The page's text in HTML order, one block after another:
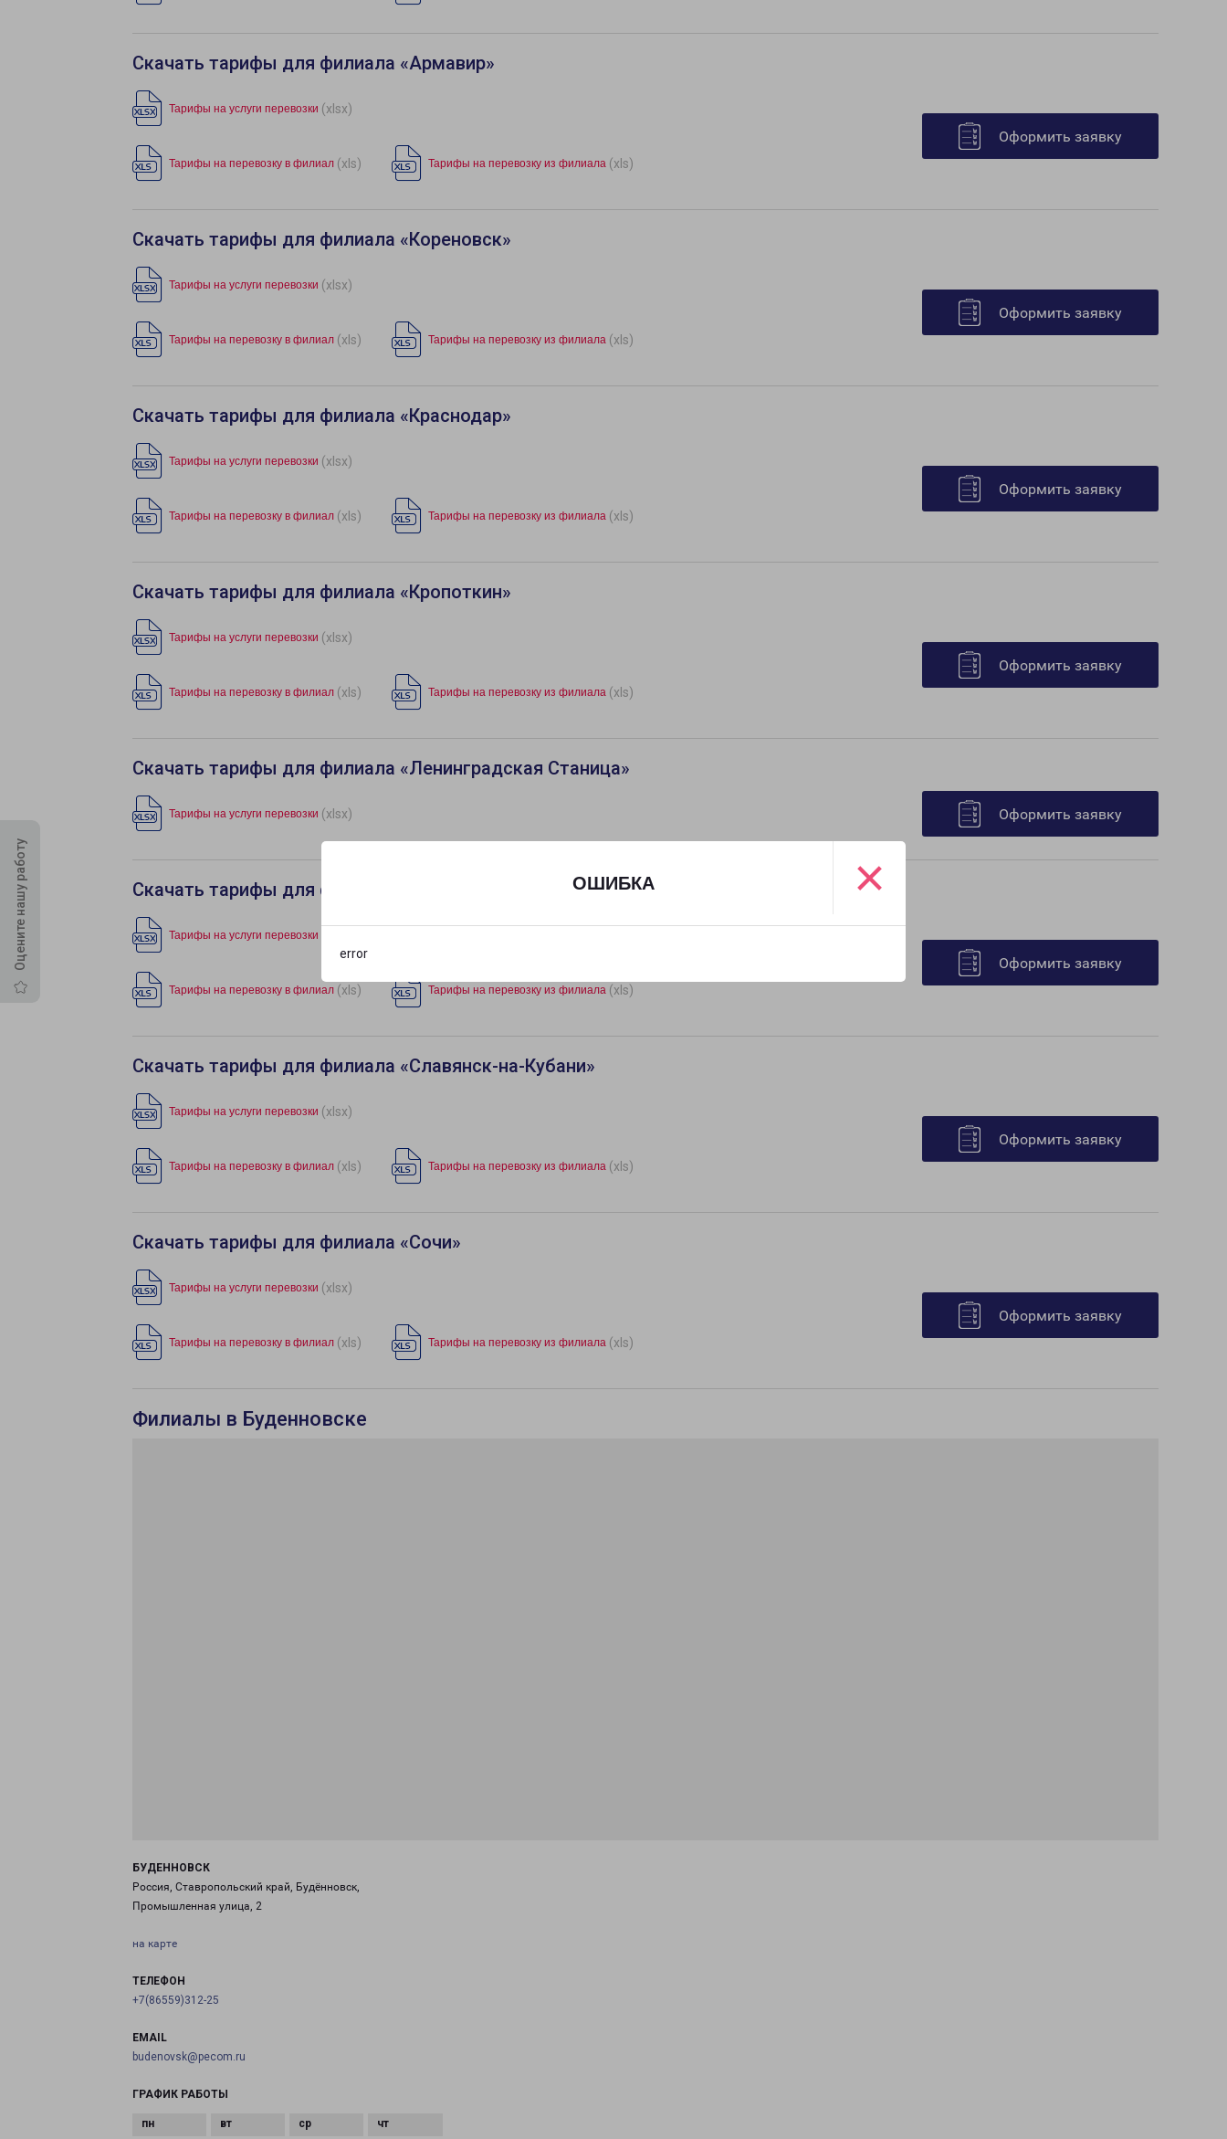
ОШИБКА
error
×
Оцените нашу работу
Скачать тарифы для филиала «Армавир»
Тарифы на услуги перевозки (xlsx)
Тарифы на перевозку в филиал (xls) Тарифы на перевозку из филиала (xls)
Оформить заявку
Скачать тарифы для филиала «Кореновск»
Тарифы на услуги перевозки (xlsx)
Тарифы на перевозку в филиал (xls) Тарифы на перевозку из филиала (xls)
Оформить заявку
Скачать тарифы для филиала «Краснодар»
Тарифы на услуги перевозки (xlsx)
Тарифы на перевозку в филиал (xls) Тарифы на перевозку из филиала (xls)
Оформить заявку
Скачать тарифы для филиала «Кропоткин»
Тарифы на услуги перевозки (xlsx)
Тарифы на перевозку в филиал (xls) Тарифы на перевозку из филиала (xls)
Оформить заявку
Скачать тарифы для филиала «Ленинградская Станица»
Тарифы на услуги перевозки (xlsx) Оформить заявку
Скачать тарифы для филиала «Новороссийск»
Тарифы на услуги перевозки
Тарифы на перевозку в филиал (xls) Тарифы на перевозку из филиала (xls)
Оформить заявку
Скачать тарифы для филиала «Славянск-на-Кубани»
Тарифы на услуги перевозки (xlsx)
Тарифы на перевозку в филиал (xls) Тарифы на перевозку из филиала (xls)
Оформить заявку
Скачать тарифы для филиала «Сочи»
Тарифы на услуги перевозки (xlsx)
Тарифы на перевозку в филиал (xls) Тарифы на перевозку из филиала (xls)
Оформить заявку
Филиалы в Буденновске
БУДЕННОВСК
Россия, Ставропольский край, Будённовск,
Промышленная улица, 2
на карте
ТЕЛЕФОН
+7(86559)312-25
EMAIL
budenovsk@pecom.ru
ГРАФИК РАБОТЫ